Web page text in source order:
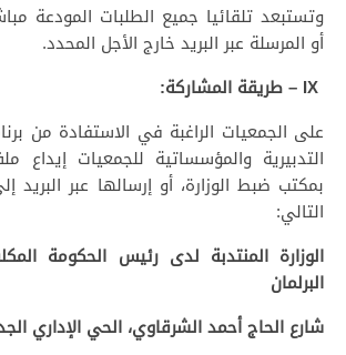
وتستبعد تلقائيا جميع الطلبات المودعة
أو المرسلة عبر البريد خارج الأجل المحدد.
على الجمعيات الراغبة في الاستفادة من
التدبيرية والمؤسساتية للجمعيات إيداع
بمكتب ضبط الوزارة، أو إرسالها عبر البريد
التالي:
الوزارة المنتدبة لدى رئيس الحكومة
البرلمان
شارع الحاج أحمد الشرقاوي، الحي الإداري